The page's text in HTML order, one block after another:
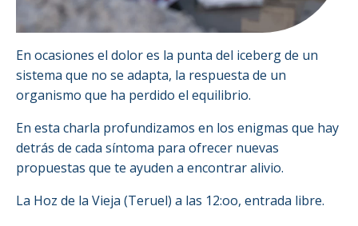
En ocasiones el dolor es la punta del iceberg de un
sistema que no se adapta, la respuesta de un
organismo que ha perdido el equilibrio.
En esta charla profundizamos en los enigmas que hay
detrás de cada síntoma para ofrecer nuevas
propuestas que te ayuden a encontrar alivio.
La Hoz de la Vieja (Teruel) a las 12:oo, entrada libre.